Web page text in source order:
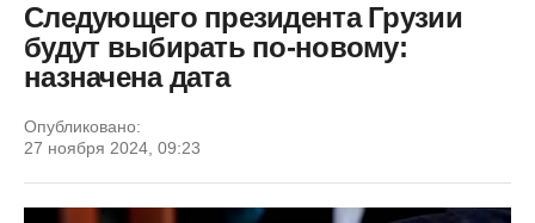
Следующего президента Грузии
будут выбирать по-новому:
назначена дата
Опубликовано:
27 ноября 2024, 09:23